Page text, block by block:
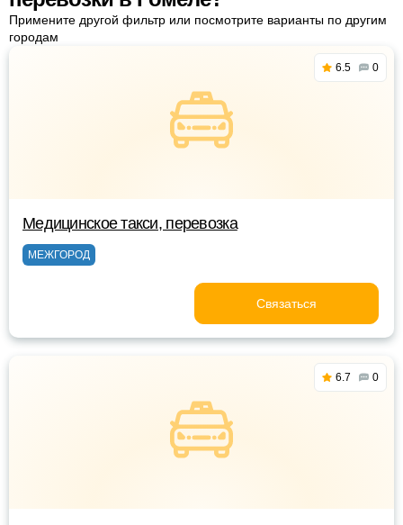
Примените другой фильтр или посмотрите варианты по другим
городам
6.5 0
Медицинское такси, перевозка
МЕЖГОРОД
Связаться
6.7 0